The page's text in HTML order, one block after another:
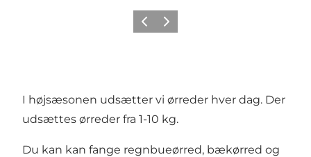
ForrigeNæste
I højsæsonen udsætter vi ørreder hver dag. Der
udsættes ørreder fra 1-10 kg.
Du kan kan fange regnbueørred, bækørred og